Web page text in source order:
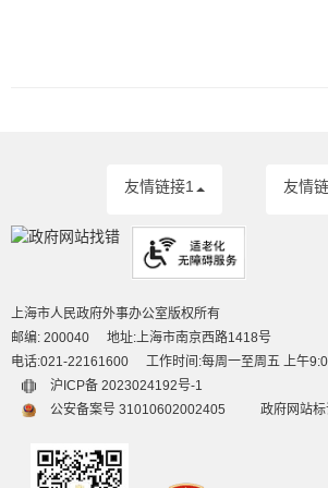
友情链接1 友情
上海市人民政府外事办公室版权所有
邮编: 200040
地址:上海市南京西路1418号
电话:021-22161600
工作时间:每周一至周五 上午
沪ICP备 2023024192号-1
公安备案号 31010602002405
政府网站